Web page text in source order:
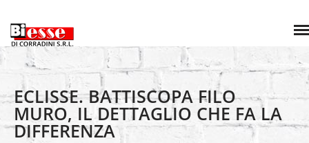
ECLISSE. BATTISCOPA FILO M
URO, IL DETTAGLIO CHE FA LA D
IFFERENZA